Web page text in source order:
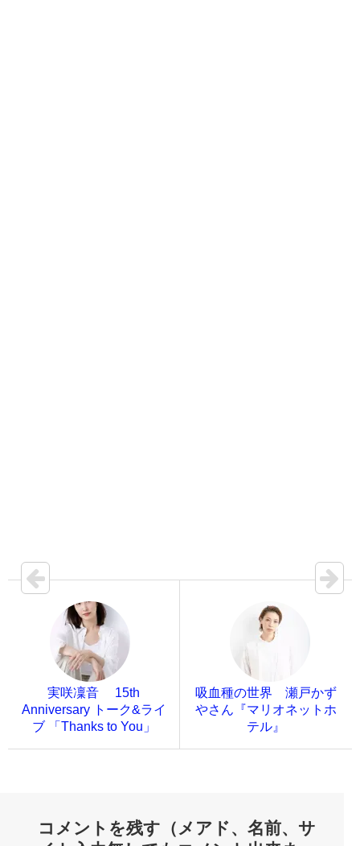
実咲凜音 15th
Anniversary トーク&ライ
ブ 「Thanks to You」
吸血種の世界 瀬戸かず
やさん『マリオネットホ
テル』
コメントを残す（メアド、名前、サ